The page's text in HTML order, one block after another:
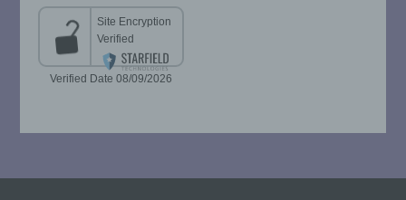
juristische Person, Behörde, Einrichtung
oder andere Stelle, die personenbezogene
Daten im Auftrag des Verantwortlichen
verarbeitet.